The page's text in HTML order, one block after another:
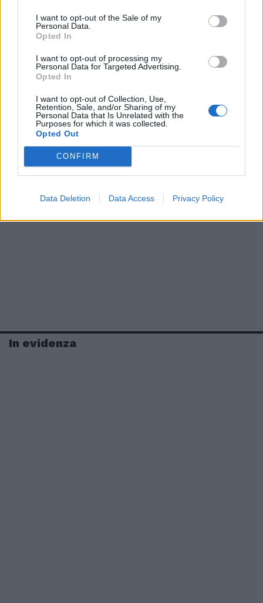
I want to opt-out of the Sale of my
Personal Data.
Opted In
I want to opt-out of processing my
Personal Data for Targeted Advertising.
Opted In
I want to opt-out of Collection, Use,
Retention, Sale, and/or Sharing of my
Personal Data that Is Unrelated with the
Purposes for which it was collected.
Opted Out
CONFIRM
Data Deletion Data Access Privacy Policy
In evidenza